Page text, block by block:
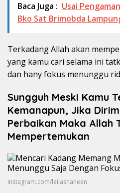
Baca Juga : Usai
Bko Sat Brimobda
Terkadang Allah akan
yang kamu cari selama ini
dan hany fokus menunggu
Sungguh Meski Kamu
Kemanapun, Jika
Perbaikan Maka Allah
Mempertemukan
instagram.com/leilashaheen